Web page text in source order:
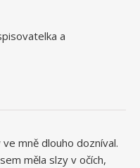
a
mně dlouho dozníval.
měla slzy v očích,